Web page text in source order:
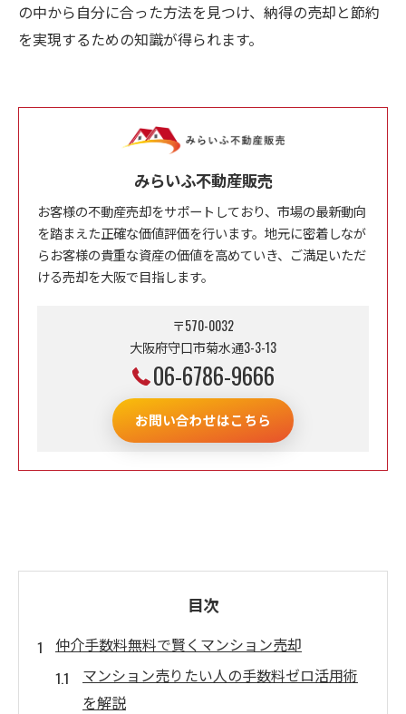
の中から自分に合った方法を見つけ、納得の売却と節約
を実現するための知識が得られます。
みらいふ不動産販売
お客様の不動産売却をサポートしており、市場の最新動向
を踏まえた正確な価値評価を行います。地元に密着しなが
らお客様の貴重な資産の価値を高めていき、ご満足いただ
ける売却を大阪で目指します。
〒570-0032
大阪府守口市菊水通3-3-13
06-6786-9666
お問い合わせはこちら
目次
仲介手数料無料で賢くマンション売却
マンション売りたい人の手数料ゼロ活用術
を解説